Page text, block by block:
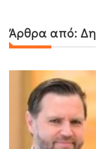
Άρθρα από: